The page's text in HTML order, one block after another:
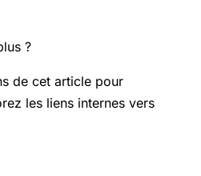
?
de cet article pour
les liens internes vers